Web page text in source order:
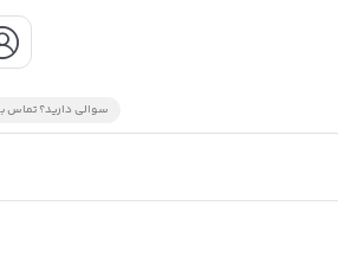
سوالی دارید؟ تماس